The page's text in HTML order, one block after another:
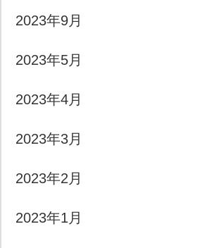
2023年9月
2023年5月
2023年4月
2023年3月
2023年2月
2023年1月